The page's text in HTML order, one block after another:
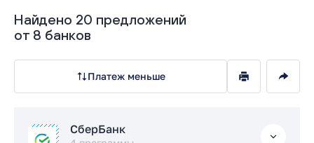
Найдено 20 предложений
от 8 банков
Платеж меньше
СберБанк